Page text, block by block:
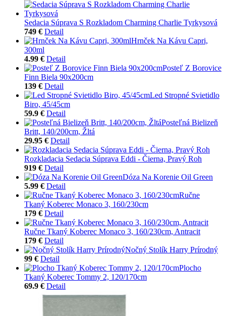
Sedacia Súprava S Rozkladom Charming Charlie Tyrkysová
749 € Detail
Hrnček Na Kávu Capri,
300ml
4.99 € Detail
Posteľ Z Borovice
Finn Biela 90x200cm
139 € Detail
Led Stropné Svietidlo
Biro, 45/45cm
59.9 € Detail
Posteľná Bielizeň
Britt, 140/200cm, Žltá
29.95 € Detail
Rozkladacia Sedacia Súprava Eddi - Čierna, Pravý Roh
919 € Detail
Dóza Na Korenie Oil Green
5.99 € Detail
Ručne
Tkaný Koberec Monaco 3, 160/230cm
179 € Detail
Ručne Tkaný Koberec Monaco 3, 160/230cm, Antracit
179 € Detail
Nočný Stolík Harry Prírodný
99 € Detail
Plocho
Tkaný Koberec Tommy 2, 120/170cm
69.9 € Detail